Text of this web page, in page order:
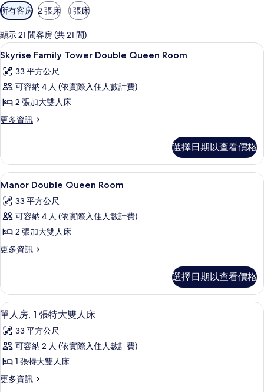
可
用
的
客
房
篩
選
條
所有客房 2 張床 1 張床
顯示 21 間客房 (共 21 間)
顯
示
Skyrise
Family
Tower
Double
的
所
有
相
片
客房內保險箱、書桌、遮光布/窗簾、
4
Skyrise Family Tower Double Queen Room
33 平方公尺
可容納 4 人 (依實際入住人數計費)
2 張加大雙人床
更多資訊
更
Tower
Double
Queen
的
詳
選擇日期以查看價格
顯
示
Manor
Double
Queen
Room
有
相
片
Manor Double Queen Room | 客房
4
Manor Double Queen Room
33 平方公尺
可容納 4 人 (依實際入住人數計費)
2 張加大雙人床
更多資訊
更
Queen
Room
的
情
選擇日期以查看價格
顯
示
單
人
1
客房內保險箱、書桌、遮光布/窗簾、
3
單人房, 1 張特大雙人床
33 平方公尺
可容納 2 人 (依實際入住人數計費)
1 張特大雙人床
更多資訊
更